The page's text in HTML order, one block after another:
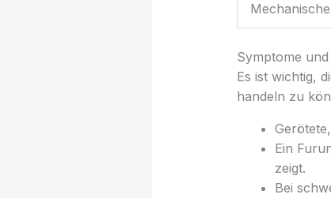
Symptome
Es ist wichtig,
handeln zu
Ein
zeigt.
Bei